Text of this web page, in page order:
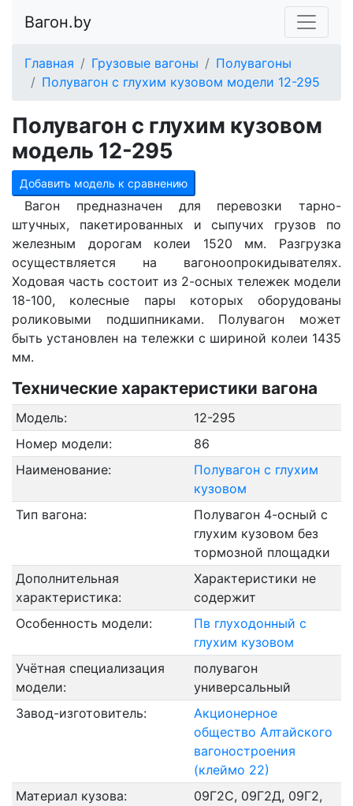
Вагон.by
Главная Грузовые вагоны
Полувагоны
Полувагон с глухим кузовом модели 12-295
Полувагон с глухим кузовом
модель 12-295
Добавить модель к сравнению
Вагон предназначен для перевозки тарно-
штучных, пакетированных и сыпучих грузов по
железным дорогам колеи 1520 мм. Разгрузка
осуществляется на вагоноопрокидывателях.
Ходовая часть состоит из 2-осных тележек модели
18-100, колесные пары которых оборудованы
роликовыми подшипниками. Полувагон может
быть установлен на тележки с шириной колеи 1435
мм.
Технические характеристики вагона
Модель:
12-295
Номер модели:
86
Наименование:
Полувагон с глухим
кузовом
Тип вагона:
Полувагон 4-осный с
глухим кузовом без
тормозной площадки
Дополнительная
характеристика:
Характеристики не
содержит
Особенность модели:
Пв глуходонный с
глухим кузовом
Учётная специализация
модели:
полувагон
универсальный
Завод-изготовитель:
Акционерное
общество Алтайского
вагоностроения
(клеймо 22)
Материал кузова:
09Г2С, 09Г2Д, 09Г2,